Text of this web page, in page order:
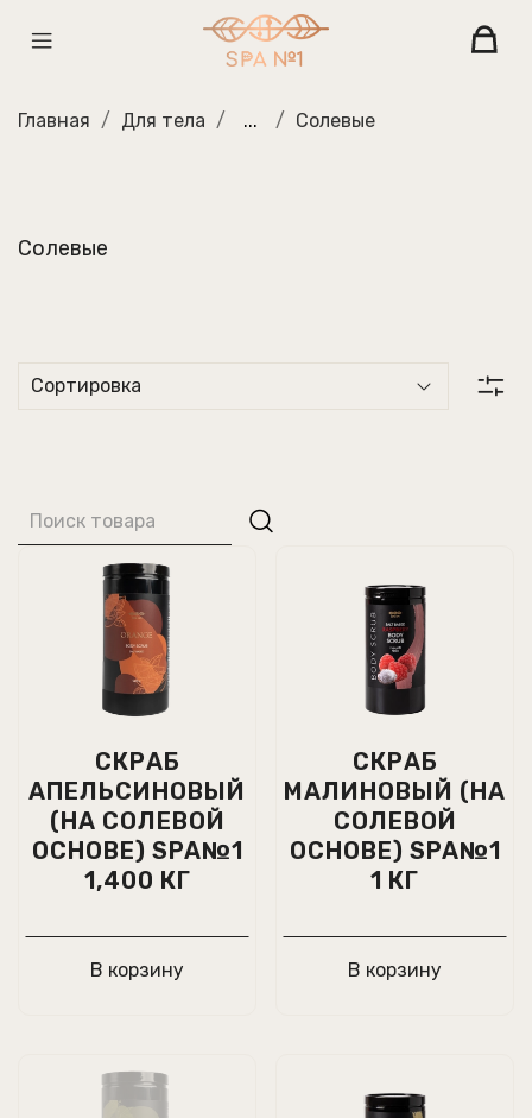
Главная Для тела ... Солевые
Солевые
СКРАБ
АПЕЛЬСИНОВЫЙ
(НА СОЛЕВОЙ
ОСНОВЕ) SPA№1
1,400 КГ
В корзину
СКРАБ
МАЛИНОВЫЙ (НА
СОЛЕВОЙ
ОСНОВЕ) SPA№1
1 КГ
В корзину